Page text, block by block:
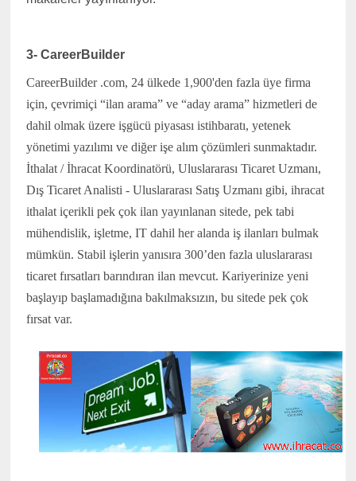
3- CareerBuilder
CareerBuilder .com, 24 ülkede 1,900'den fazla üye firma
için, çevrimiçi “ilan arama” ve “aday arama” hizmetleri de
dahil olmak üzere işgücü piyasası istihbaratı, yetenek
yönetimi yazılımı ve diğer işe alım çözümleri sunmaktadır.
İthalat / İhracat Koordinatörü, Uluslararası Ticaret Uzmanı,
Dış Ticaret Analisti - Uluslararası Satış Uzmanı gibi, ihracat
ithalat içerikli pek çok ilan yayınlanan sitede, pek tabi
mühendislik, işletme, IT dahil her alanda iş ilanları bulmak
mümkün. Stabil işlerin yanısıra 300’den fazla uluslararası
ticaret fırsatları barındıran ilan mevcut. Kariyerinize yeni
başlayıp başlamadığına bakılmaksızın, bu sitede pek çok
fırsat var.